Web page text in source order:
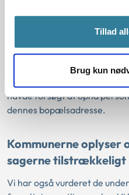
Tillad
Brug kun
rimelige muligheder for
Fælles for de to sager var,
havde forsøgt at opnå
dennes bopælsadresse.
Kommunerne oplyser
sagerne tilstrækkeligt
Vi har også vurderet de